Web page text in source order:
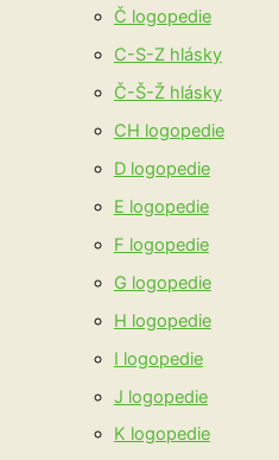
Č logopedie
C-S-Z hlásky
Č-Š-Ž hlásky
CH logopedie
D logopedie
E logopedie
F logopedie
G logopedie
H logopedie
I logopedie
J logopedie
K logopedie